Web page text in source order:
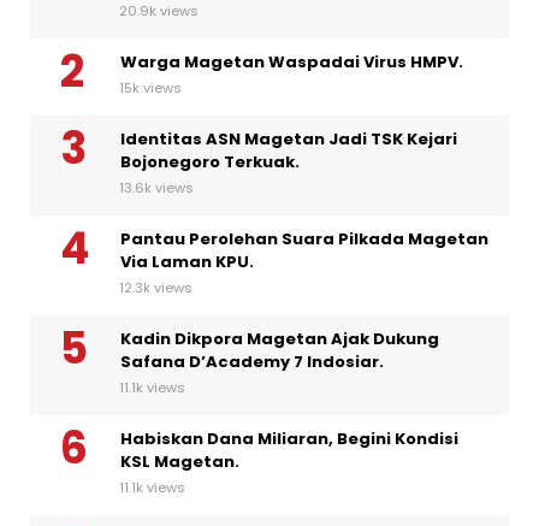
20.9k views
Warga Magetan Waspadai Virus HMPV.
15k views
Identitas ASN Magetan Jadi TSK Kejari
Bojonegoro Terkuak.
13.6k views
Pantau Perolehan Suara Pilkada Magetan
Via Laman KPU.
12.3k views
Kadin Dikpora Magetan Ajak Dukung
Safana D’Academy 7 Indosiar.
11.1k views
Habiskan Dana Miliaran, Begini Kondisi
KSL Magetan.
11.1k views